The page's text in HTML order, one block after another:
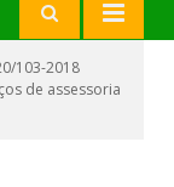
103-2018
de assessoria